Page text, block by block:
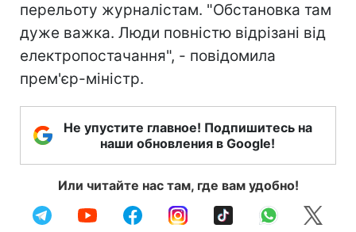
перельоту журналістам. "Обстановка там
дуже важка. Люди повністю відрізані від
електропостачання", - повідомила
прем'єр-міністр.
Не упустите главное! Подпишитесь на
наши обновления в Google!
Или читайте нас там, где вам удобно!